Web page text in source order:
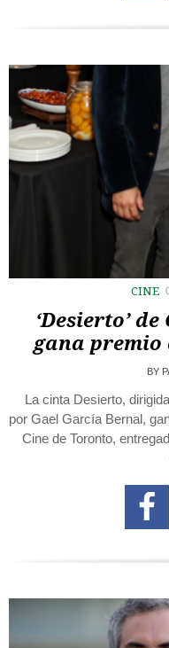
CINE
‘Desierto’
gana premio
BY
La cinta Desierto,
por Gael García Bernal,
Cine de Toronto,